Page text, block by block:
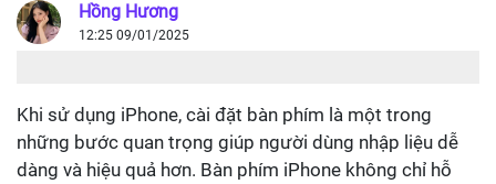
Hồng Hương
12:25 09/01/2025
Khi sử dụng iPhone, cài đặt bàn phím là một trong
những bước quan trọng giúp người dùng nhập liệu dễ
dàng và hiệu quả hơn. Bàn phím iPhone không chỉ hỗ